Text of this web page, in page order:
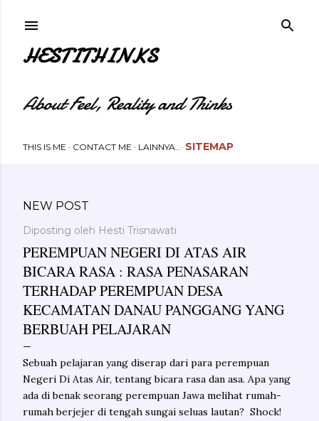
HESTITHINKS
About Feel, Reality and Thinks
THIS IS ME CONTACT ME LAINNYA… SITEMAP
NEW POST
Diposting oleh Hesti Trisnawati
PEREMPUAN NEGERI DI ATAS AIR
BICARA RASA : RASA PENASARAN
TERHADAP PEREMPUAN DESA
KECAMATAN DANAU PANGGANG YANG
BERBUAH PELAJARAN
Sebuah pelajaran yang diserap dari para perempuan
Negeri Di Atas Air, tentang bicara rasa dan asa. Apa yang
ada di benak seorang perempuan Jawa melihat rumah-
rumah berjejer di tengah sungai seluas lautan? Shock!